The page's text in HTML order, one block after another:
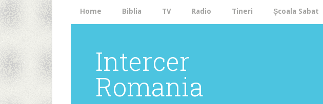
that
gets
noticed!
Home Biblia TV Radio Tineri Școala Sabat
Intercer
Romania